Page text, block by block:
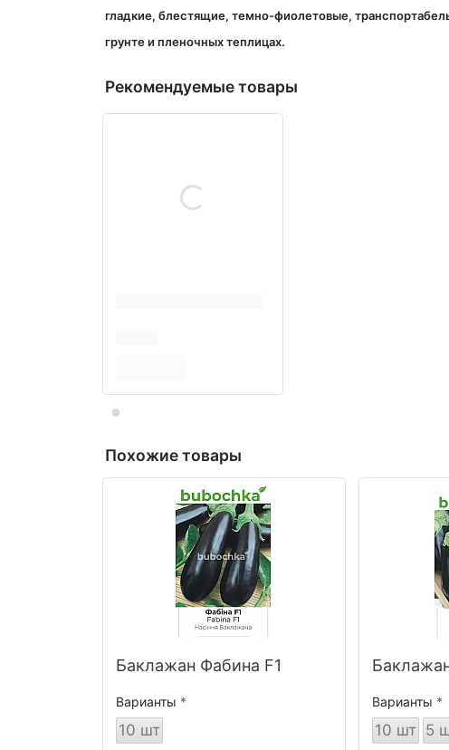
гладкие, блестящие, темно-фиолетовые,
грунте и пленочных теплицах.
Рекомендуемые товары
Похожие товары
Баклажан Фабина F1
Варианты
10 шт
Варианты
10 шт 5